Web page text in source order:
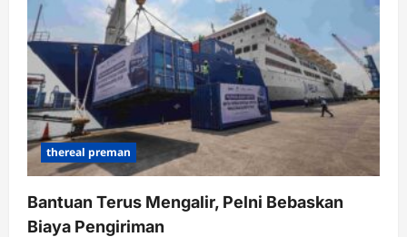
Pegadaian,
Sabtu
13
Desember
2025
Naik
Terus
thereal preman
Bantuan Terus Mengalir, Pelni Bebaskan
Biaya Pengiriman